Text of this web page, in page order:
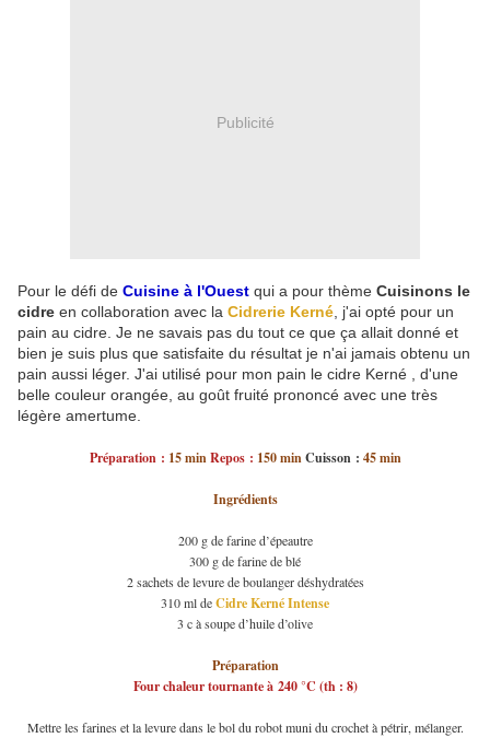
Publicité
Pour le défi de Cuisine à l'Ouest qui a pour thème Cuisinons le
cidre en collaboration avec la Cidrerie Kerné , j'ai opté pour un
pain au cidre. Je ne savais pas du tout ce que ça allait donné et
bien je suis plus que satisfaite du résultat je n'ai jamais obtenu un
pain aussi léger. J'ai utilisé pour mon pain le cidre Kerné , d'une
belle couleur orangée, au goût fruité prononcé avec une très
légère amertume.
Préparation : 15 min Repos : 150 minCuisson : 45 min
Ingrédients
200 g de farine d’épeautre
300 g de farine de blé
2 sachets de levure de boulanger déshydratées
310 ml deCidre KernéIntense
3 c à soupe d’huile d’olive
Préparation
Four chaleur tournante à 240 °C (th : 8)
Mettre les farines et la levure dans le bol du robot muni du crochet à pétrir, mélanger.